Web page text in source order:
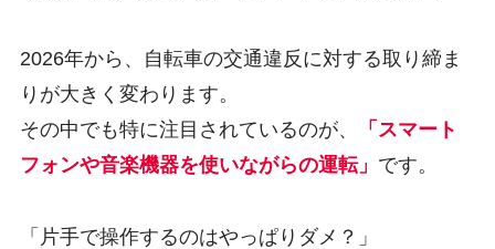
2026年から、自転車の交通違反に対する取り締ま
りが大きく変わります。
その中でも特に注目されているのが、
「スマート
フォンや音楽機器を使いながらの運転」 です。
「片手で操作するのはやっぱりダメ？」